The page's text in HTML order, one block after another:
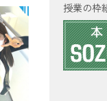
授業の枠